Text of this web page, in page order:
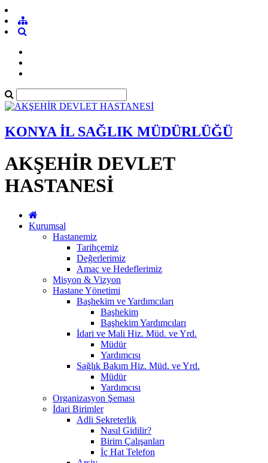
KONYA İL SAĞLIK MÜDÜRLÜĞÜ
AKŞEHİR DEVLET
HASTANESİ
Kurumsal
Hastanemiz
Tarihçemiz
Değerlerimiz
Amaç ve Hedeflerimiz
Misyon & Vizyon
Hastane Yönetimi
Başhekim ve Yardımcıları
Başhekim
Başhekim Yardımcıları
İdari ve Mali Hiz. Müd. ve Yrd.
Müdür
Yardımcısı
Sağlık Bakım Hiz. Müd. ve Yrd.
Müdür
Yardımcısı
Organizasyon Şeması
İdari Birimler
Adli Sekreterlik
Nasıl Gidilir?
Birim Çalışanları
İç Hat Telefon